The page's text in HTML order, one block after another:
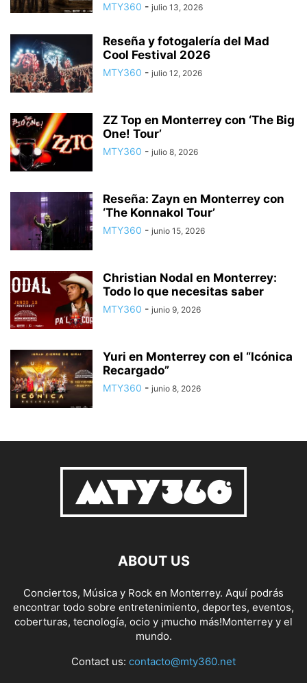
MTY360 - julio 13, 2026
Reseña y fotogalería del Mad
Cool Festival 2026
MTY360 - julio 12, 2026
ZZ Top en Monterrey con ‘The Big
One! Tour’
MTY360 - julio 8, 2026
Reseña: Zayn en Monterrey con
‘The Konnakol Tour’
MTY360 - junio 15, 2026
Christian Nodal en Monterrey:
Todo lo que necesitas saber
MTY360 - junio 9, 2026
Yuri en Monterrey con el “Icónica
Recargado”
MTY360 - junio 8, 2026
ABOUT US
Conciertos, Música y Rock en Monterrey. Aquí podrás
encontrar todo sobre entretenimiento, deportes, eventos,
coberturas, tecnología, ocio y ¡mucho más!Monterrey y el
mundo.
Contact us: contacto@mty360.net